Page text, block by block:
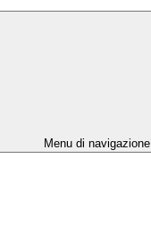
Menu di navigazione